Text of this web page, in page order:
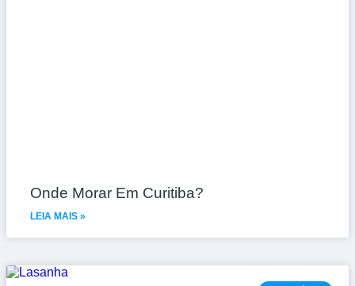
Onde Morar Em Curitiba?
LEIA MAIS »